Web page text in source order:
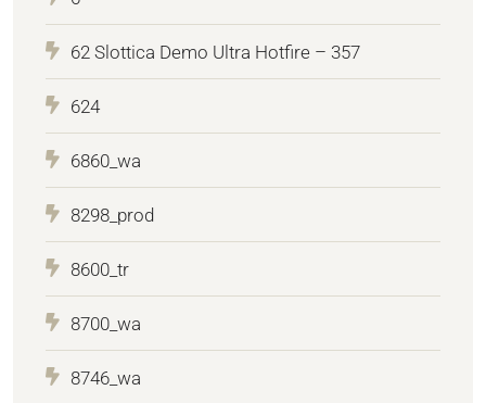
62 Slottica Demo Ultra Hotfire – 357
624
6860_wa
8298_prod
8600_tr
8700_wa
8746_wa